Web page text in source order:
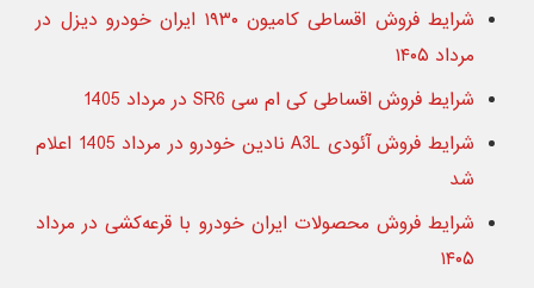
شرایط فروش اقساطی کامیون ۱۹۳۰ ایران خودرو دیزل در
مرداد ۱۴۰۵
شرایط فروش اقساطی کی ام سی SR6 در مرداد 1405
شرایط فروش آئودی A3L نادین خودرو در مرداد 1405 اعلام
شد
شرایط فروش محصولات ایران خودرو با قرعه‌کشی در مرداد
۱۴۰۵